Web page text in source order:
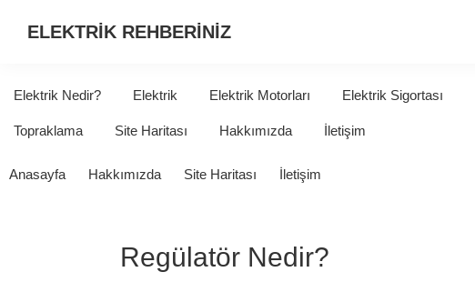
ELEKTRİK REHBERİNİZ
HER
Elektrik Nedir? Elektrik Elektrik Motorları Elektrik Sigortası
Topraklama Site Haritası Hakkımızda İletişim
Anasayfa Hakkımızda Site Haritası İletişim
Regülatör Nedir?